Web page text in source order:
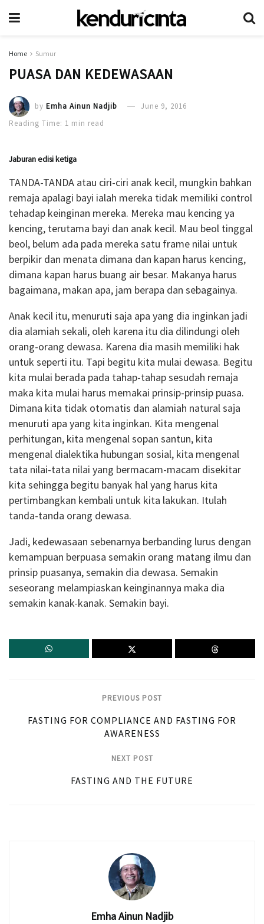
Home Sumur
PUASA DAN KEDEWASAAN
by Emha Ainun Nadjib
June 9, 2016
Reading Time: 1 min read
Jaburan edisi ketiga
TANDA-TANDA atau ciri-ciri anak kecil, mungkin bahkan
remaja apalagi bayi ialah mereka tidak memiliki control
tehadap keinginan mereka. Mereka mau kencing ya
kencing, terutama bayi dan anak kecil. Mau beol tinggal
beol, belum ada pada mereka satu frame nilai untuk
berpikir dan menata dimana dan kapan harus kencing,
dimana kapan harus buang air besar. Makanya harus
bagaimana, makan apa, jam berapa dan sebagainya.
Anak kecil itu, menuruti saja apa yang dia inginkan jadi
dia alamiah sekali, oleh karena itu dia dilindungi oleh
orang-orang dewasa. Karena dia masih memiliki hak
untuk seperti itu. Tapi begitu kita mulai dewasa. Begitu
kita mulai berada pada tahap-tahap sesudah remaja
maka kita mulai harus memakai prinsip-prinsip puasa.
Dimana kita tidak otomatis dan alamiah natural saja
menuruti apa yang kita inginkan. Kita mengenal
perhitungan, kita mengenal sopan santun, kita
mengenal dialektika hubungan sosial, kita mengenal
tata nilai-tata nilai yang bermacam-macam disekitar
kita sehingga begitu banyak hal yang harus kita
pertimbangkan kembali untuk kita lakukan. Itulah
tanda-tanda orang dewasa.
Jadi, kedewasaan sebenarnya berbanding lurus dengan
kemampuan berpuasa semakin orang matang ilmu dan
prinsip puasanya, semakin dia dewasa. Semakin
seseorang melampiaskan keinginannya maka dia
semakin kanak-kanak. Semakin bayi.
PREVIOUS POST
FASTING FOR COMPLIANCE AND FASTING FOR
AWARENESS
NEXT POST
FASTING AND THE FUTURE
Emha Ainun Nadjib